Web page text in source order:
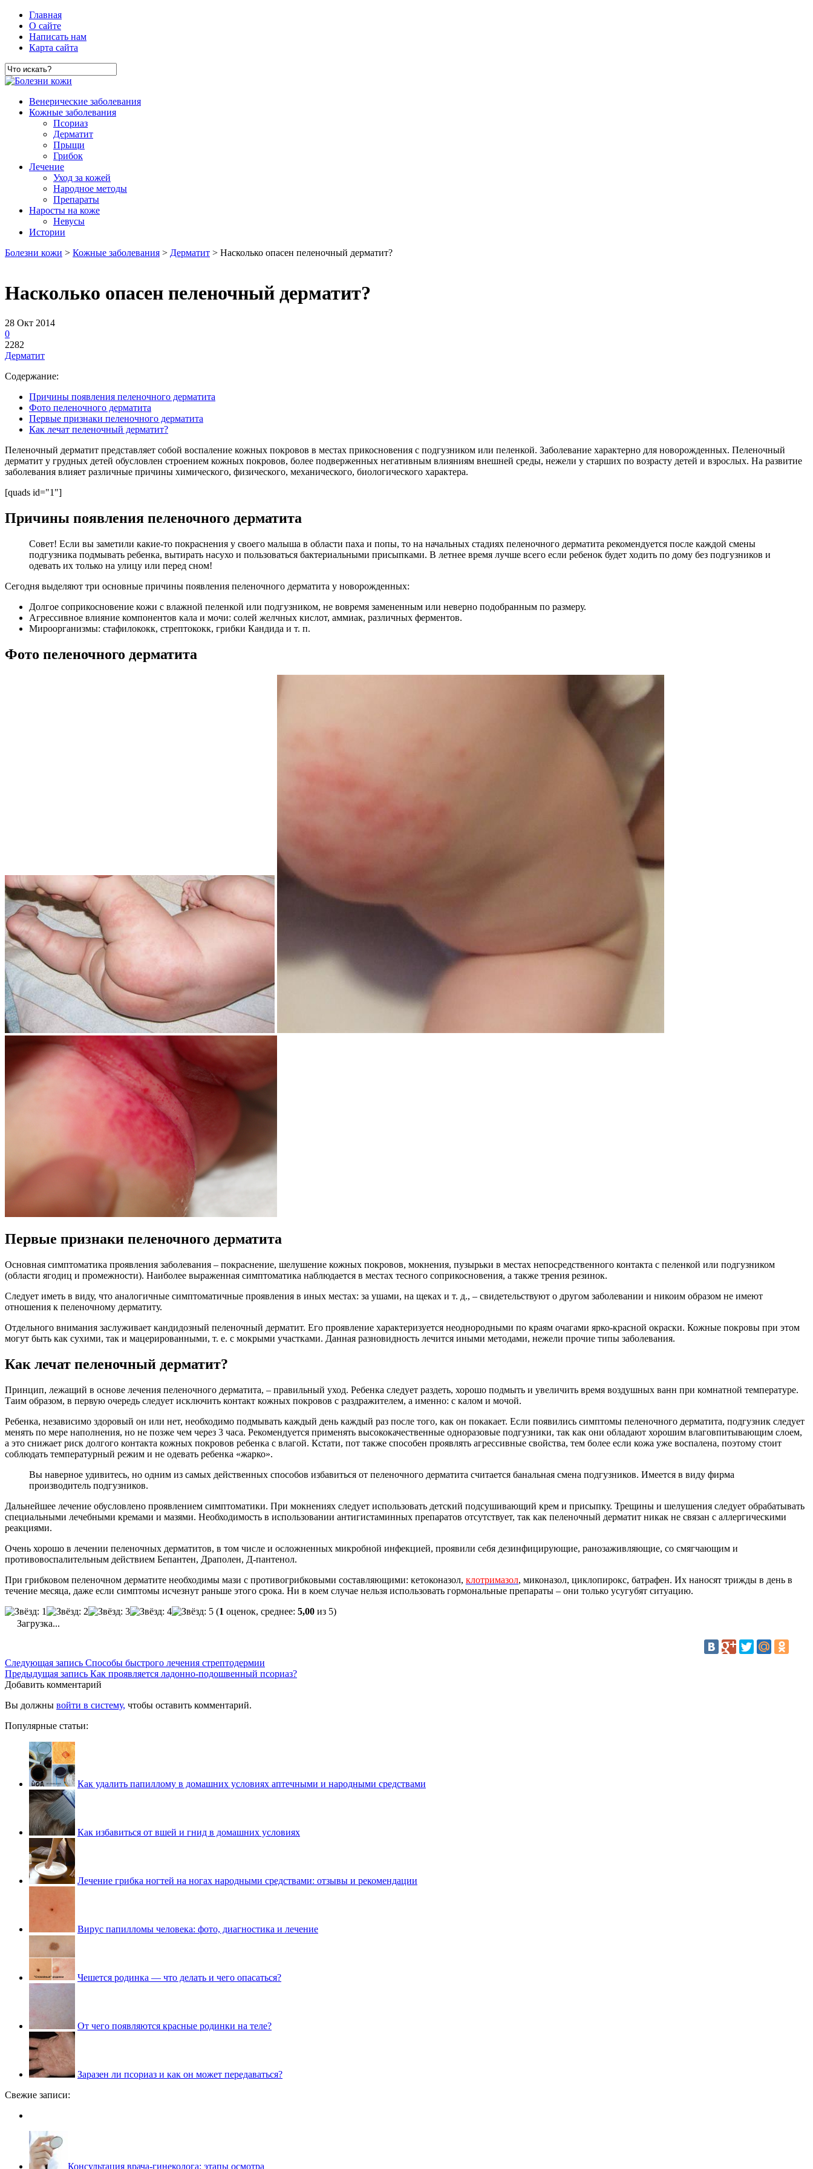
Главная
О сайте
Написать нам
Карта сайта
Венерические заболевания
Кожные заболевания
Псориаз
Дерматит
Прыщи
Грибок
Лечение
Уход за кожей
Народное методы
Препараты
Наросты на коже
Невусы
Истории
Болезни кожи > Кожные заболевания > Дерматит > Насколько опасен пеленочный дерматит?
Насколько опасен пеленочный дерматит?
28 Окт 2014
0
2282
Дерматит
Содержание:
Причины появления пеленочного дерматита
Фото пеленочного дерматита
Первые признаки пеленочного дерматита
Как лечат пеленочный дерматит?
Пеленочный дерматит представляет собой воспаление кожных покровов в местах прикосновения с подгузником или пеленкой. Заболевание характерно для новорожденных. Пеленочный
дерматит у грудных детей обусловлен строением кожных покровов, более подверженных негативным влияниям внешней среды, нежели у старших по возрасту детей и взрослых. На развитие
заболевания влияет различные причины химического, физического, механического, биологического характера.
[quads id="1"]
Причины появления пеленочного дерматита
Совет! Если вы заметили какие-то покраснения у своего малыша в области паха и попы, то на начальных стадиях пеленочного дерматита рекомендуется после каждой смены
подгузника подмывать ребенка, вытирать насухо и пользоваться бактериальными присыпками. В летнее время лучше всего если ребенок будет ходить по дому без подгузников и
одевать их только на улицу или перед сном!
Сегодня выделяют три основные причины появления пеленочного дерматита у новорожденных:
Долгое соприкосновение кожи с влажной пеленкой или подгузником, не вовремя замененным или неверно подобранным по размеру.
Агрессивное влияние компонентов кала и мочи: солей желчных кислот, аммиак, различных ферментов.
Мироорганизмы: стафилококк, стрептококк, грибки Кандида и т. п.
Фото пеленочного дерматита
Первые признаки пеленочного дерматита
Основная симптоматика проявления заболевания – покраснение, шелушение кожных покровов, мокнения, пузырьки в местах непосредственного контакта с пеленкой или подгузником
(области ягодиц и промежности). Наиболее выраженная симптоматика наблюдается в местах тесного соприкосновения, а также трения резинок.
Следует иметь в виду, что аналогичные симптоматичные проявления в иных местах: за ушами, на щеках и т. д., – свидетельствуют о другом заболевании и никоим образом не имеют
отношения к пеленочному дерматиту.
Отдельного внимания заслуживает кандидозный пеленочный дерматит. Его проявление характеризуется неоднородными по краям очагами ярко-красной окраски. Кожные покровы при этом
могут быть как сухими, так и мацерированными, т. е. с мокрыми участками. Данная разновидность лечится иными методами, нежели прочие типы заболевания.
Как лечат пеленочный дерматит?
Принцип, лежащий в основе лечения пеленочного дерматита, – правильный уход. Ребенка следует раздеть, хорошо подмыть и увеличить время воздушных ванн при комнатной температуре.
Таим образом, в первую очередь следует исключить контакт кожных покровов с раздражителем, а именно: с калом и мочой.
Ребенка, независимо здоровый он или нет, необходимо подмывать каждый день каждый раз после того, как он покакает. Если появились симптомы пеленочного дерматита, подгузник следует
менять по мере наполнения, но не позже чем через 3 часа. Рекомендуется применять высококачественные одноразовые подгузники, так как они обладают хорошим влаговпитывающим слоем,
а это снижает риск долгого контакта кожных покровов ребенка с влагой. Кстати, пот также способен проявлять агрессивные свойства, тем более если кожа уже воспалена, поэтому стоит
соблюдать температурный режим и не одевать ребенка «жарко».
Вы наверное удивитесь, но одним из самых действенных способов избавиться от пеленочного дерматита считается банальная смена подгузников. Имеется в виду фирма
производитель подгузников.
Дальнейшее лечение обусловлено проявлением симптоматики. При мокнениях следует использовать детский подсушивающий крем и присыпку. Трещины и шелушения следует обрабатывать
специальными лечебными кремами и мазями. Необходимость в использовании антигистаминных препаратов отсутствует, так как пеленочный дерматит никак не связан с аллергическими
реакциями.
Очень хорошо в лечении пеленочных дерматитов, в том числе и осложненных микробной инфекцией, проявили себя дезинфицирующие, ранозаживляющие, со смягчающим и
противовоспалительным действием Бепантен, Драполен, Д-пантенол.
При грибковом пеленочном дерматите необходимы мази с противогрибковыми составляющими: кетоконазол, клотримазол, миконазол, циклопирокс, батрафен. Их наносят трижды в день в
течение месяца, даже если симптомы исчезнут раньше этого срока. Ни в коем случае нельзя использовать гормональные препараты – они только усугубят ситуацию.
(1 оценок, среднее: 5,00 из 5)
Загрузка...
Следующая запись Способы быстрого лечения стрептодермии
Предыдущая запись Как проявляется ладонно-подошвенный псориаз?
Добавить комментарий
Вы должны войти в систему, чтобы оставить комментарий.
Популярные статьи:
Как удалить папиллому в домашних условиях аптечными и народными средствами
Как избавиться от вшей и гнид в домашних условиях
Лечение грибка ногтей на ногах народными средствами: отзывы и рекомендации
Вирус папилломы человека: фото, диагностика и лечение
Чешется родинка — что делать и чего опасаться?
От чего появляются красные родинки на теле?
Заразен ли псориаз и как он может передаваться?
Свежие записи:
Консультация врача-гинеколога: этапы осмотра